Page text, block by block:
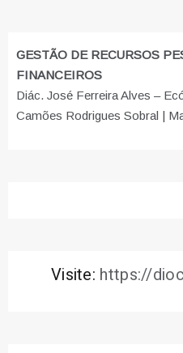
GESTÃO DE RECURSOS
FINANCEIROS
Diác. José Ferreira Alves –
Camões Rodrigues Sobral |
Visite: https://